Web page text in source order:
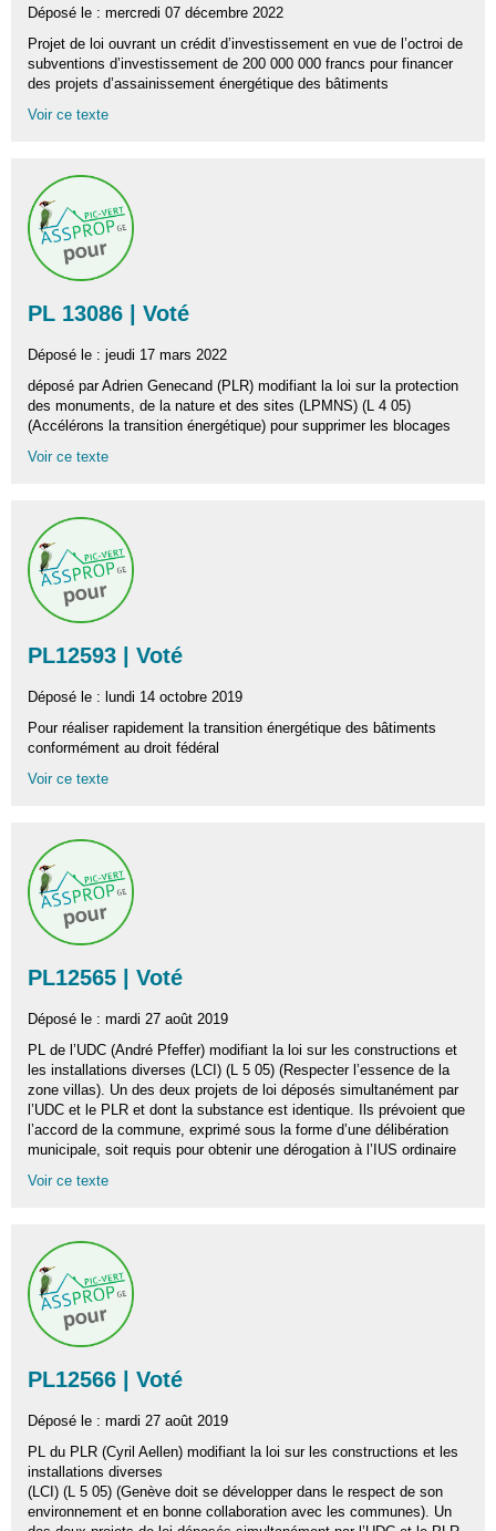
Déposé le : mercredi 07 décembre 2022
Projet de loi ouvrant un crédit d’investissement en vue de l’octroi de
subventions d’investissement de 200 000 000 francs pour financer
des projets d’assainissement énergétique des bâtiments
Voir ce texte
PL 13086 | Voté
Déposé le : jeudi 17 mars 2022
déposé par Adrien Genecand (PLR) modifiant la loi sur la protection
des monuments, de la nature et des sites (LPMNS) (L 4 05)
(Accélérons la transition énergétique) pour supprimer les blocages
Voir ce texte
PL12593 | Voté
Déposé le : lundi 14 octobre 2019
Pour réaliser rapidement la transition énergétique des bâtiments
conformément au droit fédéral
Voir ce texte
PL12565 | Voté
Déposé le : mardi 27 août 2019
PL de l’UDC (André Pfeffer) modifiant la loi sur les constructions et
les installations diverses (LCI) (L 5 05) (Respecter l’essence de la
zone villas). Un des deux projets de loi déposés simultanément par
l’UDC et le PLR et dont la substance est identique. Ils prévoient que
l’accord de la commune, exprimé sous la forme d’une délibération
municipale, soit requis pour obtenir une dérogation à l’IUS ordinaire
Voir ce texte
PL12566 | Voté
Déposé le : mardi 27 août 2019
PL du PLR (Cyril Aellen) modifiant la loi sur les constructions et les
installations diverses
(LCI) (L 5 05) (Genève doit se développer dans le respect de son
environnement et en bonne collaboration avec les communes). Un